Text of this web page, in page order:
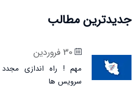
جدیدترین مطالب
30 فروردین
مهم ! راه اندازی مجدد
سرویس ها